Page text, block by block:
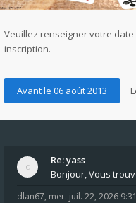
Veuillez renseigner votre
inscription.
Re: yass
Bonjour, Vous
dlan67, mer. juil. 22, 2026